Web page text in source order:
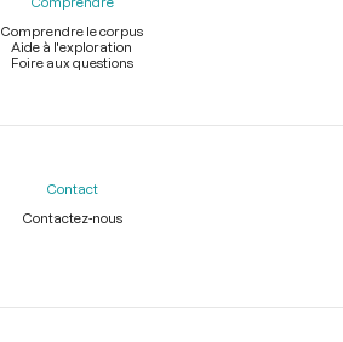
Comprendre le corpus
Aide à l'exploration
Foire aux questions
Contact
Contactez-nous